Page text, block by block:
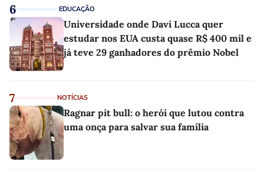
6 EDUCAÇÃO
Universidade onde Davi Lucca quer
estudar nos EUA custa quase R$ 400 mil e
já teve 29 ganhadores do prêmio Nobel
7 NOTÍCIAS
Ragnar pit bull: o herói que lutou contra
uma onça para salvar sua família